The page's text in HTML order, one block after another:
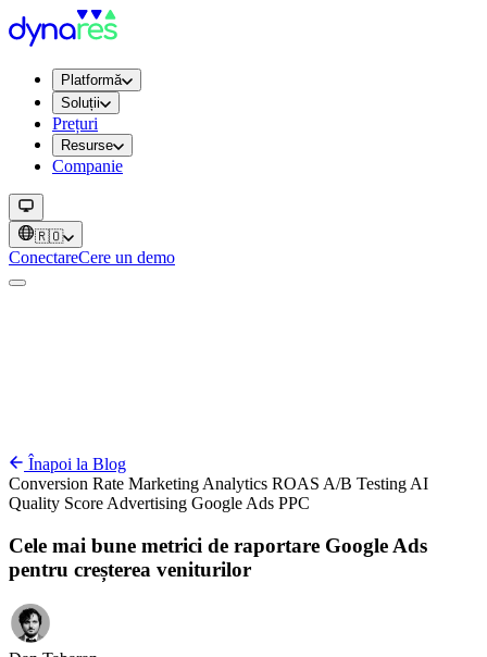
Platformă
Soluții
Prețuri
Resurse
Companie
🇷🇴
ConectareCere un demo
Înapoi la Blog
Conversion Rate Marketing Analytics ROAS A/B Testing AI
Quality Score Advertising Google Ads PPC
Cele mai bune metrici de raportare Google Ads
pentru creșterea veniturilor